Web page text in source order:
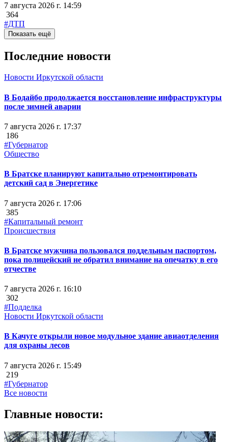
7 августа 2026 г. 14:59
364
#ДТП
Показать ещё
Последние новости
Новости Иркутской области
В Бодайбо продолжается восстановление инфраструктуры
после зимней аварии
7 августа 2026 г. 17:37
186
#Губернатор
Общество
В Братске планируют капитально отремонтировать
детский сад в Энергетике
7 августа 2026 г. 17:06
385
#Капитальный ремонт
Происшествия
В Братске мужчина пользовался поддельным паспортом,
пока полицейский не обратил внимание на опечатку в его
отчестве
7 августа 2026 г. 16:10
302
#Подделка
Новости Иркутской области
В Качуге открыли новое модульное здание авиаотделения
для охраны лесов
7 августа 2026 г. 15:49
219
#Губернатор
Все новости
Главные новости: